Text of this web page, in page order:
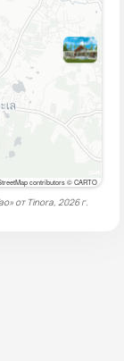
contributors © CARTO
от Tinora, 2026 г.